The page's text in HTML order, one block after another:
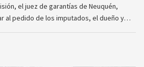
el juez de garantías de Neuquén,
al pedido de los imputados, el dueño y…